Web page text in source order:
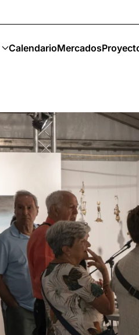
CalendarioMercados